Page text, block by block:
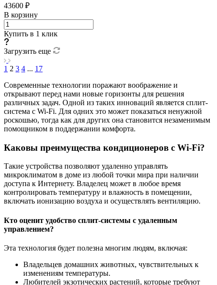
43600 ₽
В корзину
Купить в 1 клик
Загрузить еще
1 2 3 4 ... 17
Современные технологии поражают воображение и
открывают перед нами новые горизонты для решения
различных задач. Одной из таких инноваций является сплит-
система с Wi-Fi. Для одних это может показаться ненужной
роскошью, тогда как для других она становится незаменимым
помощником в поддержании комфорта.
Каковы преимущества кондиционеров с Wi-Fi?
Такие устройства позволяют удаленно управлять
микроклиматом в доме из любой точки мира при наличии
доступа к Интернету. Владелец может в любое время
контролировать температуру и влажность в помещении,
включать ионизацию воздуха и осуществлять вентиляцию.
Кто оценит удобство сплит-системы с удаленным
управлением?
Эта технология будет полезна многим людям, включая:
Владельцев домашних животных, чувствительных к
изменениям температуры.
Любителей экзотических растений, которые требуют